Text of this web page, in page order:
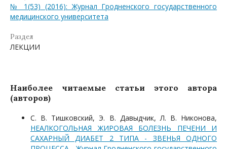
№ 1(53) (2016): Журнал Гродненского государственного
медицинского университета
Раздел
ЛЕКЦИИ
Наиболее читаемые статьи этого автора
(авторов)
С. В. Тишковский, Э. В. Давыдчик, Л. В. Никонова,
НЕАЛКОГОЛЬНАЯ ЖИРОВАЯ БОЛЕЗНЬ ПЕЧЕНИ И
САХАРНЫЙ ДИАБЕТ 2 ТИПА - ЗВЕНЬЯ ОДНОГО